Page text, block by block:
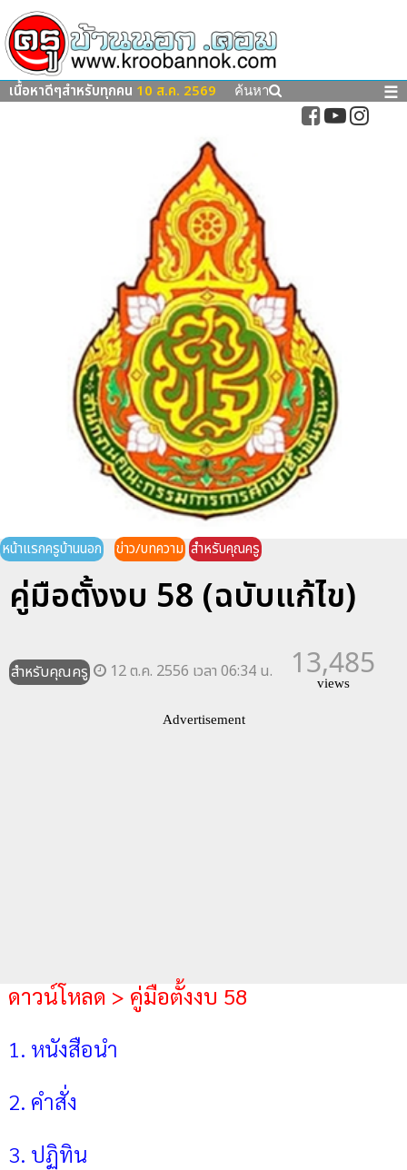
เนื้อหาดีๆสำหรับทุกคน 10 ส.ค. 2569 ค้นหา ☰
หน้าแรกครูบ้านนอก ข่าว/บทความ สำหรับคุณครู
คู่มือตั้งงบ 58 (ฉบับแก้ไข)
สำหรับคุณครู 12 ต.ค. 2556 เวลา 06:34 น. 13,485
views
Advertisement
ดาวน์โหลด > คู่มือตั้งงบ 58
1. หนังสือนำ
2. คำสั่ง
3. ปฏิทิน